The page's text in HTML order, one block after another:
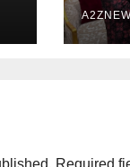
Required